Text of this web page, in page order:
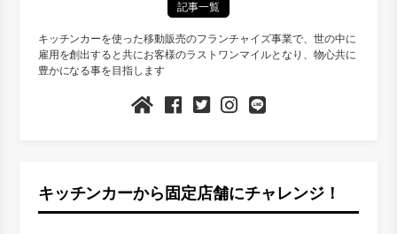
記事一覧
キッチンカーを使った移動販売のフランチャイズ事業で、世の中に
雇用を創出すると共にお客様のラストワンマイルとなり、物心共に
豊かになる事を目指します
キッチンカーから固定店舗にチャレンジ！